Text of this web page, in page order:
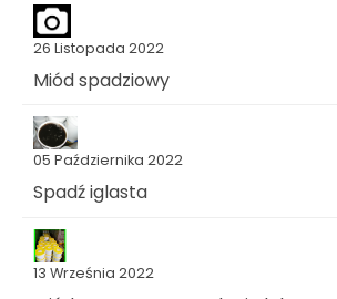
26 Listopada 2022
Miód spadziowy
05 Października 2022
Spadź iglasta
13 Września 2022